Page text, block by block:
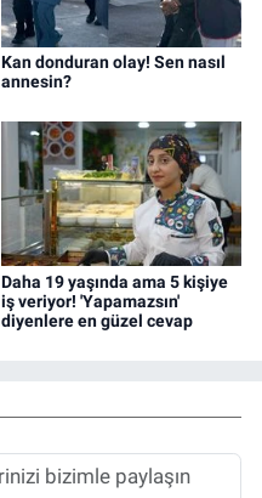
Kan donduran olay! Sen nasıl
annesin?
Daha 19 yaşında ama 5 kişiye
iş veriyor! 'Yapamazsın'
diyenlere en güzel cevap